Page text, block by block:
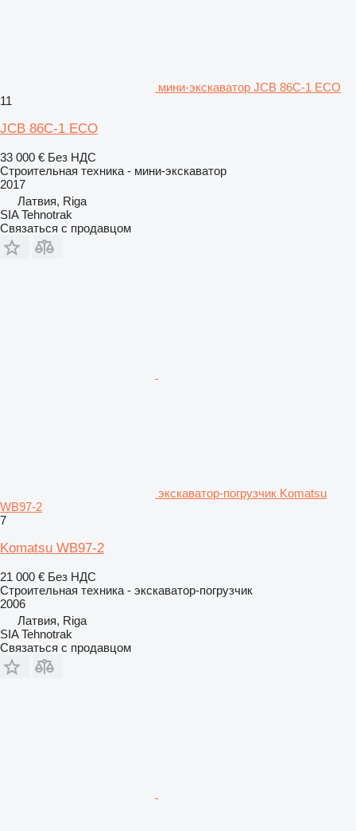
мини-экскаватор JCB 86C-1 ECO
11
JCB 86C-1 ECO
33 000 € Без НДС
Строительная техника - мини-экскаватор
2017
Латвия, Riga
SIA Tehnotrak
Связаться с продавцом
экскаватор-погрузчик Komatsu
WB97-2
7
Komatsu WB97-2
21 000 € Без НДС
Строительная техника - экскаватор-погрузчик
2006
Латвия, Riga
SIA Tehnotrak
Связаться с продавцом